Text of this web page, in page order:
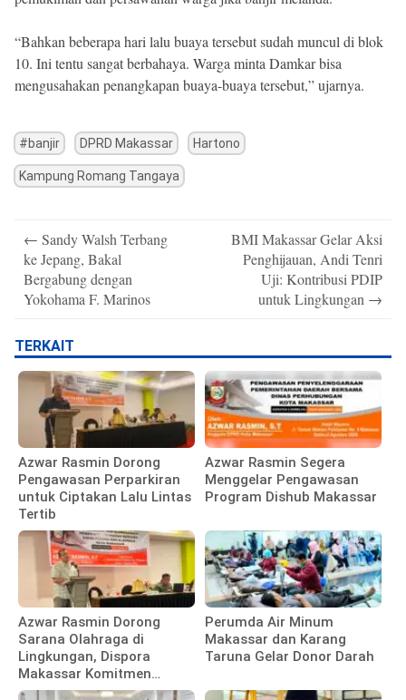
“Bahkan beberapa hari lalu buaya tersebut sudah muncul di blok
10. Ini tentu sangat berbahaya. Warga minta Damkar bisa
mengusahakan penangkapan buaya-buaya tersebut,” ujarnya.
#banjir DPRD Makassar Hartono
Kampung Romang Tangaya
navigation
← Sandy Walsh Terbang
ke Jepang, Bakal
Bergabung dengan
Yokohama F. Marinos
BMI Makassar Gelar Aksi
Penghijauan, Andi Tenri
Uji: Kontribusi PDIP
untuk Lingkungan →
TERKAIT
Azwar Rasmin Dorong
Pengawasan Perparkiran
untuk Ciptakan Lalu Lintas
Tertib
Azwar Rasmin Segera
Menggelar Pengawasan
Program Dishub Makassar
Azwar Rasmin Dorong
Sarana Olahraga di
Lingkungan, Dispora
Makassar Komitmen
Bangun Fasilitas
Perumda Air Minum
Makassar dan Karang
Taruna Gelar Donor Darah